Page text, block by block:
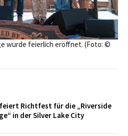
wurde feierlich eröffnet. (Foto: ©
Richtfest für die „Riverside
in der Silver Lake City